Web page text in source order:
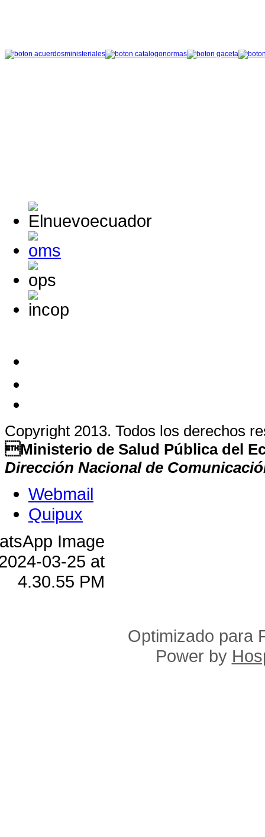
Copyright 2013. Todos los derechos
Ministerio de Salud Pública del
Dirección Nacional de
Webmail
Quipux
Optimizado para
Power by